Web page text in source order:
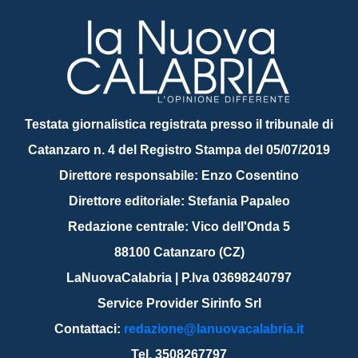
Testata giornalistica registrata presso il tribunale di
Catanzaro n. 4 del Registro Stampa del 05/07/2019
Direttore responsabile: Enzo Cosentino
Direttore editoriale: Stefania Papaleo
Redazione centrale: Vico dell'Onda 5
88100 Catanzaro (CZ)
LaNuovaCalabria | P.Iva 03698240797
Service Provider Sirinfo Srl
Contattaci: redazione@lanuovacalabria.it
Tel. 3508267797